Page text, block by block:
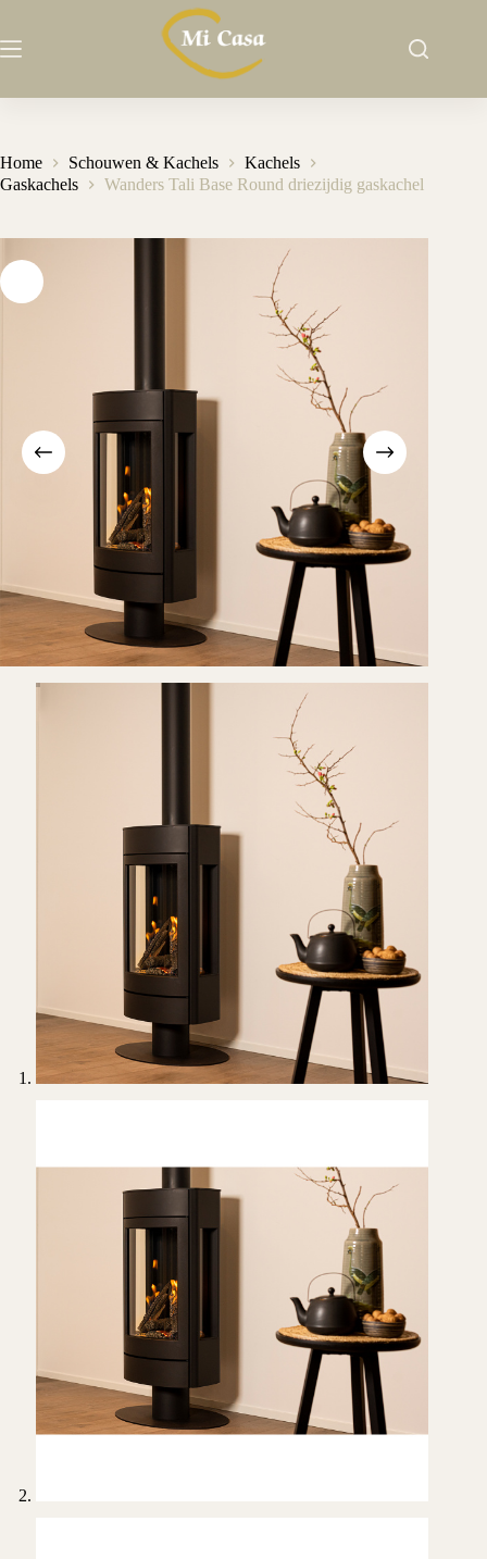
de
Home Schouwen & Kachels
Kachels
Gaskachels
Wanders Tali Base Round driezijdig gaskachel